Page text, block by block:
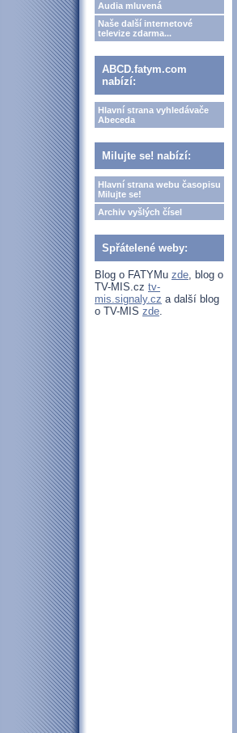
Audia mluvená
Naše další internetové
televize zdarma...
ABCD.fatym.com
nabízí:
Hlavní strana vyhledávače
Abeceda
Milujte se! nabízí:
Hlavní strana webu časopisu
Milujte se!
Archiv vyšlých čísel
Spřátelené weby:
Blog o FATYMu zde, blog o
TV-MIS.cz tv-
mis.signaly.cz a další blog
o TV-MIS zde.